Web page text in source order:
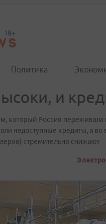
Политика
и
который Россия переживала
недоступные кредиты, а
стремительно снижают